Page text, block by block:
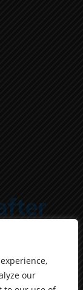
our